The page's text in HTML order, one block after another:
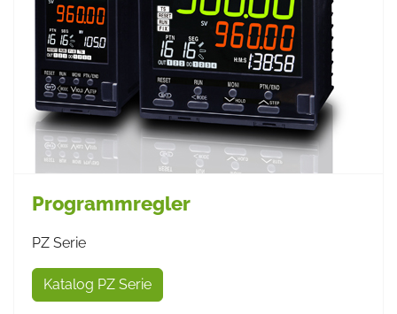
Programmregler
PZ Serie
Katalog PZ Serie